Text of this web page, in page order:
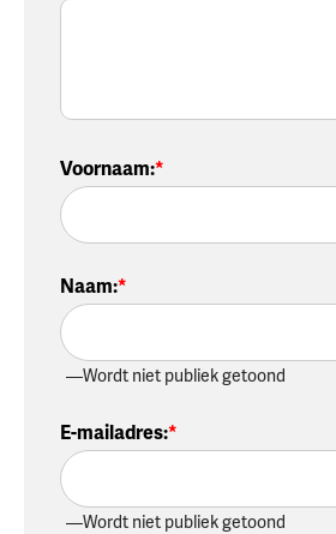
Voornaam:
Naam:
Wordt niet publiek getoond
E-mailadres:
Wordt niet publiek getoond